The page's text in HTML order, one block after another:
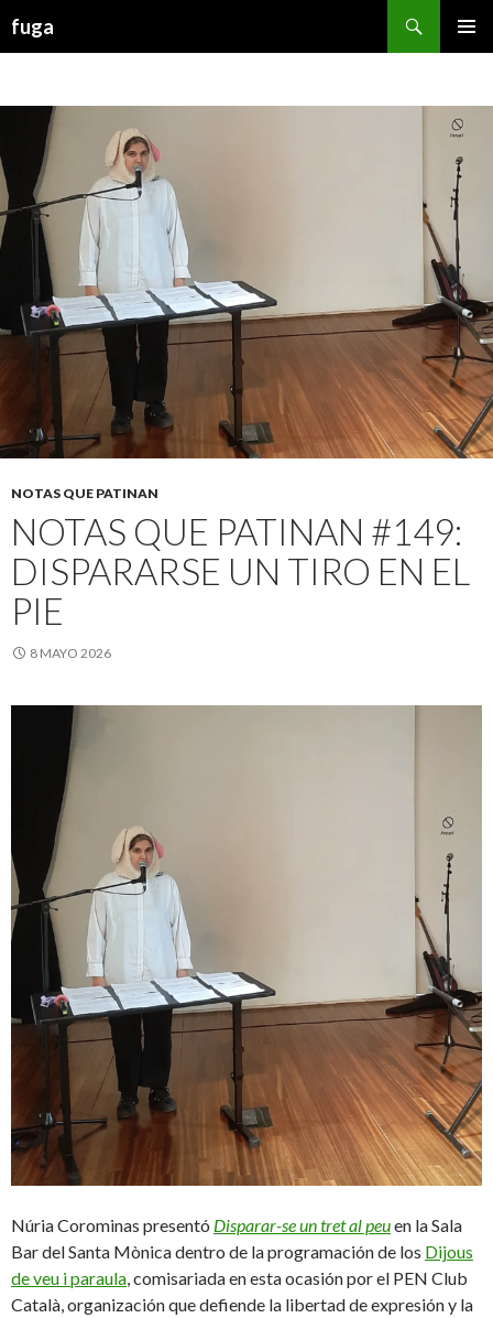
fuga
NOTAS QUE PATINAN
NOTAS QUE PATINAN #149:
DISPARARSE UN TIRO EN EL
PIE
8 MAYO 2026
Núria Corominas presentó Disparar-se un tret al peuen la Sala
Bar del Santa Mònica dentro de la programación de los Dijous
de veu i paraula , comisariada en esta ocasión por el PEN Club
Català, organización que defiende la libertad de expresión y la